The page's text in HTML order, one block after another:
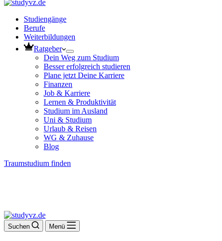
Studiengänge
Berufe
Weiterbildungen
Ratgeber
Dein Weg zum Studium
Besser erfolgreich studieren
Plane jetzt Deine Karriere
Finanzen
Job & Karriere
Lernen & Produktivität
Studium im Ausland
Uni & Studium
Urlaub & Reisen
WG & Zuhause
Blog
Traumstudium finden
Suchen Menü